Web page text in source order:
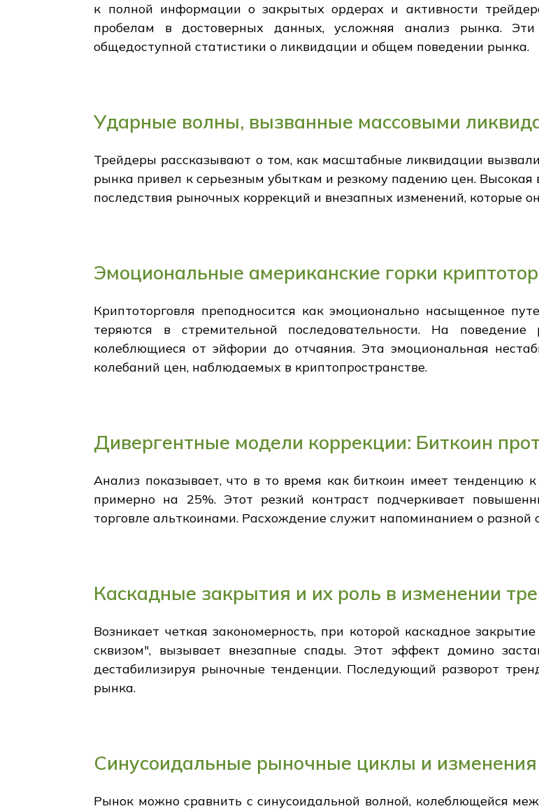
к полной информации о закрытых ордерах и активности
пробелам в достоверных данных, усложняя анализ рынка. Эти
общедоступной статистики о ликвидации и общем поведении рынка.
Ударные волны, вызванные массовыми
Трейдеры рассказывают о том, как масштабные ликвидации
рынка привел к серьезным убыткам и резкому падению цен. Высокая
последствия рыночных коррекций и внезапных изменений, которые
Эмоциональные американские горки
Криптоторговля преподносится как эмоционально насыщенное
теряются в стремительной последовательности. На
колеблющиеся от эйфории до отчаяния. Эта эмоциональная
колебаний цен, наблюдаемых в криптопространстве.
Дивергентные модели коррекции: Биткоин
Анализ показывает, что в то время как биткоин имеет тенденцию
примерно на 25%. Этот резкий контраст подчеркивает
торговле альткоинами. Расхождение служит напоминанием о разной
Каскадные закрытия и их роль в изменении
Возникает четкая закономерность, при которой каскадное
сквизом", вызывает внезапные спады. Этот эффект домино
дестабилизируя рыночные тенденции. Последующий разворот
рынка.
Синусоидальные рыночные циклы и изменения
Рынок можно сравнить с синусоидальной волной, колеблющейся